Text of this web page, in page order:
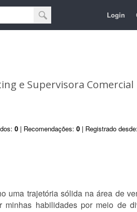
Login
e Supervisora
0 | Recomendações: 0 | Registrado desde:
uma trajetória sólida na área de
habilidades por meio de